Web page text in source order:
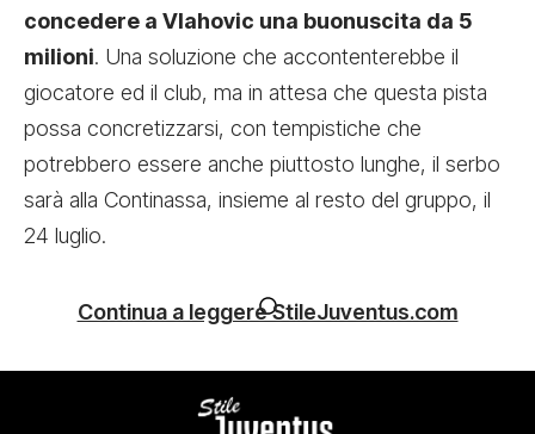
concedere a Vlahovic una buonuscita da 5
milioni. Una soluzione che accontenterebbe il
giocatore ed il club, ma in attesa che questa pista
possa concretizzarsi, con tempistiche che
potrebbero essere anche piuttosto lunghe, il serbo
sarà alla Continassa, insieme al resto del gruppo, il
24 luglio.
Continua a leggere StileJuventus.com